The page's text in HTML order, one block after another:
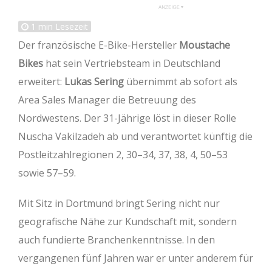
1 min Lesezeit
Der französische E-Bike-Hersteller Moustache
Bikes hat sein Vertriebsteam in Deutschland
erweitert: Lukas Sering übernimmt ab sofort als
Area Sales Manager die Betreuung des
Nordwestens. Der 31-Jährige löst in dieser Rolle
Nuscha Vakilzadeh ab und verantwortet künftig die
Postleitzahlregionen 2, 30–34, 37, 38, 4, 50–53
sowie 57–59.
Mit Sitz in Dortmund bringt Sering nicht nur
geografische Nähe zur Kundschaft mit, sondern
auch fundierte Branchenkenntnisse. In den
vergangenen fünf Jahren war er unter anderem für